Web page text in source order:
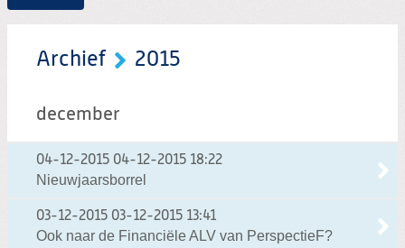
Archief 2015
december
04-12-2015 04-12-2015 18:22
Nieuwjaarsborrel
03-12-2015 03-12-2015 13:41
Ook naar de Financiële ALV van PerspectieF?